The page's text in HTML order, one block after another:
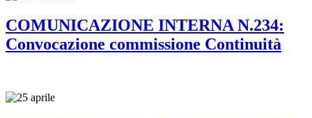
COMUNICAZIONE INTERNA N.234:
Convocazione commissione Continuità